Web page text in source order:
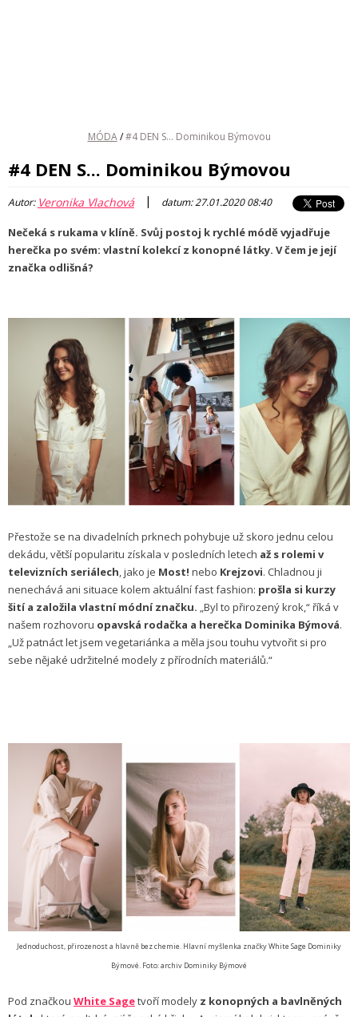
MÓDA / #4 DEN S... Dominikou Býmovou
#4 DEN S... Dominikou Býmovou
Autor: Veronika Vlachová | datum: 27.01.2020 08:40
Nečeká s rukama v klíně. Svůj postoj k rychlé módě vyjadřuje
herečka po svém: vlastní kolekcí z konopné látky. V čem je její
značka odlišná?
Přestože se na divadelních prknech pohybuje už skoro jednu celou
dekádu, větší popularitu získala v posledních letech až s rolemi v
televizních seriálech, jako je Most! nebo Krejzovi. Chladnou ji
nenechává ani situace kolem aktuální fast fashion: prošla si kurzy
šití a založila vlastní módní značku. „Byl to přirozený krok,“ říká v
našem rozhovoru opavská rodačka a herečka Dominika Býmová.
„Už patnáct let jsem vegetariánka a měla jsou touhu vytvořit si pro
sebe nějaké udržitelné modely z přírodních materiálů.“
Jednoduchost, přirozenost a hlavně bez chemie. Hlavní myšlenka značky White Sage Dominiky
Býmové. Foto: archiv Dominiky Býmové
Pod značkou White Sagetvoří modely z konopných a bavlněných